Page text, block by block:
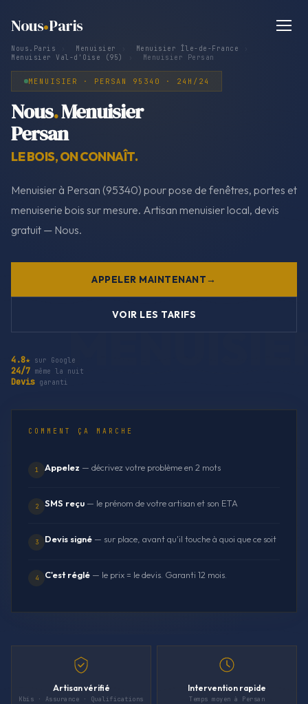
Nous Paris
Nous.Paris Menuisier Menuisier Île-de-France
Menuisier Val-d'Oise (95)
Menuisier Persan
MENUISIER · PERSAN 95340 · 24H/24
Nous.Menuisier
Persan
LE BOIS, ON CONNAÎT.
Menuisier à Persan (95340) pour pose de fenêtres, portes et
menuiserie bois sur mesure. Artisan menuisier local, devis
gratuit — Nous.
APPELER MAINTENANT
VOIR LES TARIFS
4.8★ sur Google
24/7 même la nuit
Devis garanti
COMMENT ÇA MARCHE
1 Appelez — décrivez votre problème en 2 mots
2 SMS reçu — le prénom de votre artisan et son ETA
3 Devis signé — sur place, avant qu'il touche à quoi que ce soit
4 C'est réglé — le prix = le devis. Garanti 12 mois.
Artisan vérifié
Kbis · Assurance · Qualifications
Intervention rapide
Temps moyen à Persan